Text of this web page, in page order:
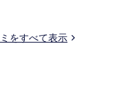
をすべて表示